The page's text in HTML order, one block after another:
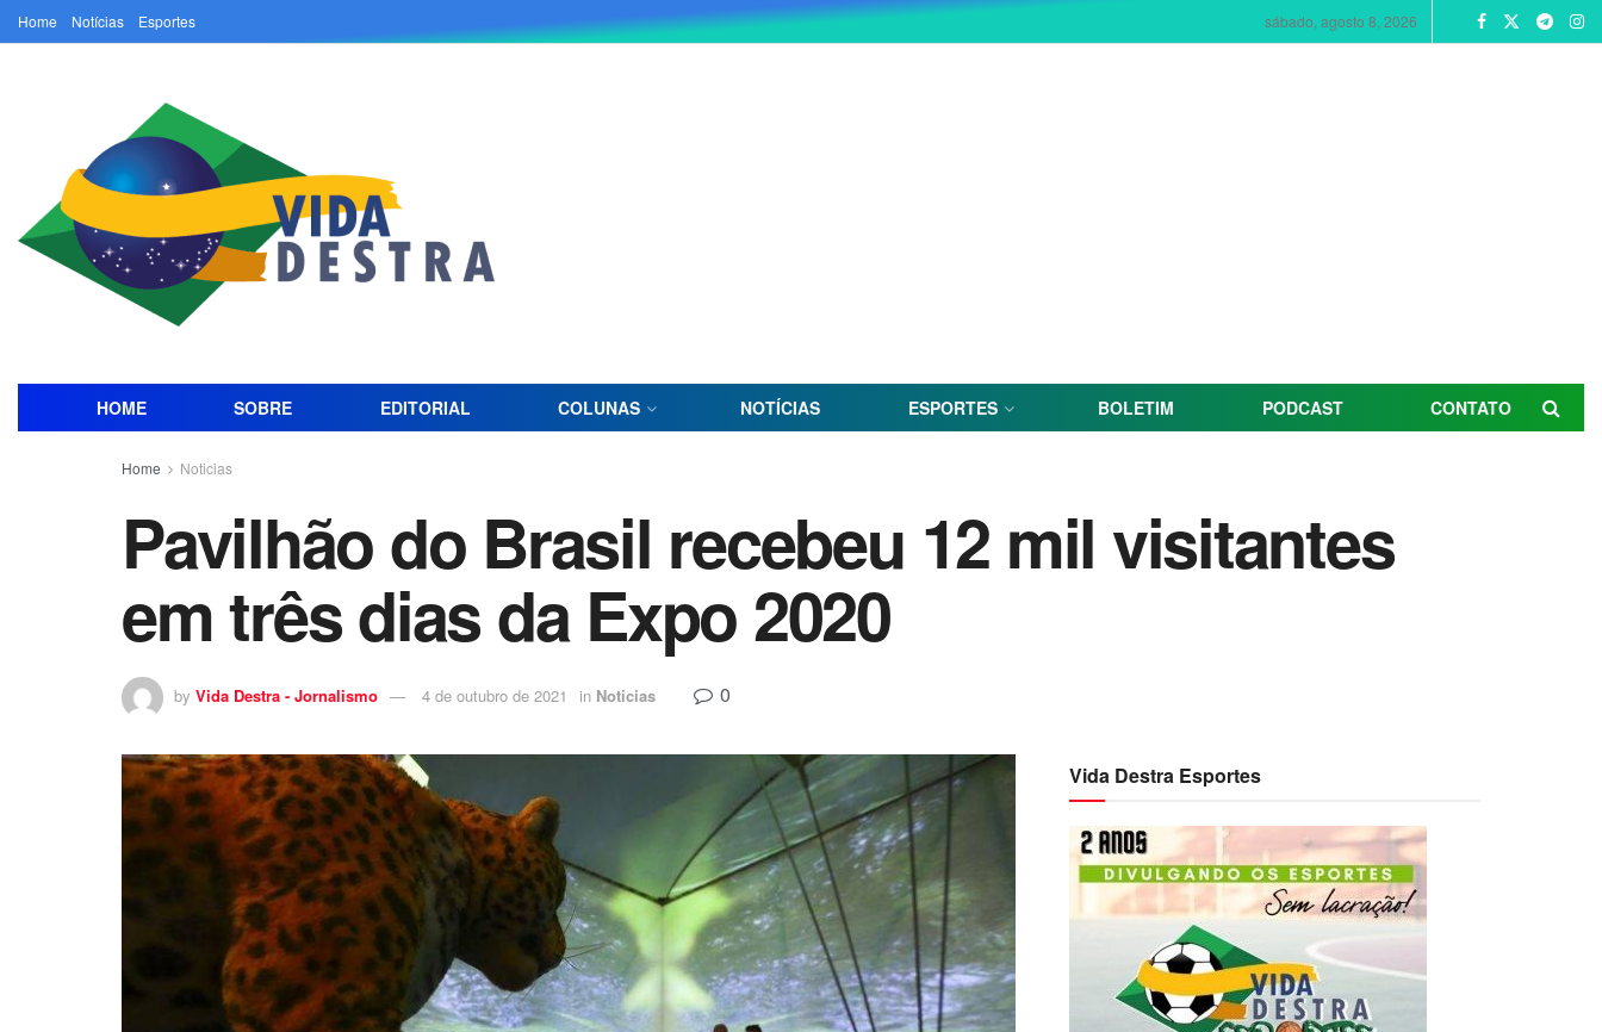
Home Notícias Esportes sábado, agosto 8, 2026
HOME SOBRE EDITORIAL COLUNAS NOTÍCIAS ESPORTES BOLETIM PODCAST CONTATO
Home Noticias
Pavilhão do Brasil recebeu 12 mil visitantes
em três dias da Expo 2020
by Vida Destra - Jornalismo 4 de outubro de 2021 in Noticias 0
Vida Destra Esportes